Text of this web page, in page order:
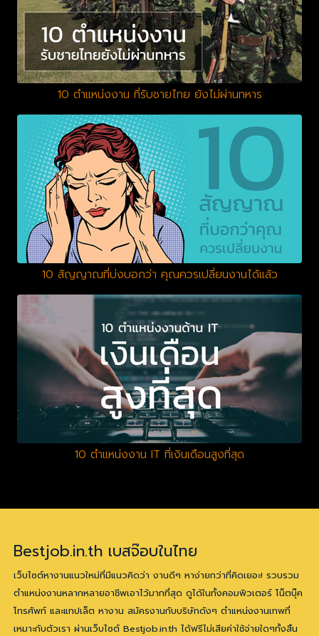
10 ตำแหน่งงาน ที่รับชายไทย ยังไม่ผ่านทหาร
10 สัญญาณที่บ่งบอกว่า คุณควรเปลี่ยนงานได้แล้ว
10 ตำแหน่งงาน IT ที่เงินเดือนสูงที่สุด
Bestjob.in.th เบสจ๊อบในไทย
เว็บไซต์หางานแนวใหม่ที่มีแนวคิดว่า งานดีๆ หาง่ายกว่าที่คิดเยอะ! รวบรวม
ตำแหน่งงานหลากหลายอาชีพเอาไว้มากที่สุด ดูได้ในทั้งคอมพิวเตอร์ โน็ตบุ๊ค
โทรศัพท์ และแทปเล็ต หางาน สมัครงานกับบริษัทดังๆ ตำแหน่งงานเทพที่
เหมาะกับตัวเรา ผ่านเว็บไซต์ Bestjob.in.th ได้ฟรีไม่เสียค่าใช้จ่ายใดๆทั้งสิ้น